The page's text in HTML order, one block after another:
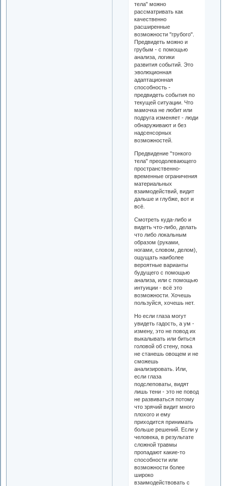
тела" можно
рассматривать как
качественно
расширенные
возможности "грубого".
Предвидеть можно и
грубым - с помощью
анализа, логики
развития событий. Это
эволюционная
адаптационная
способность -
предвидеть события по
текущей ситуации. Что
мамочка не любит или
подруга изменяет - люди
обнаруживают и без
надсенсорных
возможностей.
Предвидение "тонкого
тела" преодолевающего
пространственно-
временные ограничения
материальных
взаимодействий, видит
дальше и глубже, вот и
всё.
Смотреть куда-либо и
видеть что-либо, делать
что либо локальным
образом (руками,
ногами, словом, делом),
ощущать наиболее
вероятные варианты
будущего с помощью
анализа, или с помощью
интуиции - всё это
возможности. Хочешь
пользуйся, хочешь нет.
Но если глаза могут
увидеть гадость, а ум -
измену, это не повод их
выкалывать или биться
головой об стену, пока
не станешь овощем и не
сможешь
анализировать. Или,
если глаза
подслеповаты, видят
лишь тени - это не повод
не развиваться потому
что зрячий видит много
плохого и ему
приходится принимать
больше решений. Если у
человека, в результате
сложной травмы
пропадают какие-то
способности или
возможности более
широко
взаимодействовать с